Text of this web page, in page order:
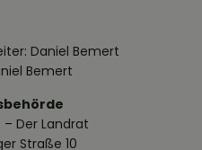
Daniel Bemert
Bemert
Der Landrat
Straße 10